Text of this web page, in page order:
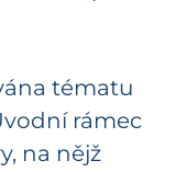
tématu
rámec
na nějž